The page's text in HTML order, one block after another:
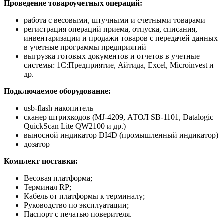
Проведение товароучетных операций:
работа с весовыми, штучными и счетными товарами
регистрация операций приема, отпуска, списания,
инвентаризации и продажи товаров с передачей данных
в учетные программы предприятий
выгрузка готовых документов и отчетов в учетные
системы: 1С:Предприятие, Айтида, Excel, Microinvest и
др.
Подключаемое оборудование:
usb-flash накопитель
сканер штрихкодов (MJ-4209, АТОЛ SB-1101, Datalogic
QuickScan Lite QW2100 и др.)
выносной индикатор DI4D (промышленный индикатор)
дозатор
Комплект поставки:
Весовая платформа;
Терминал RP;
Кабель от платформы к терминалу;
Руководство по эксплуатации;
Паспорт с печатью поверителя.